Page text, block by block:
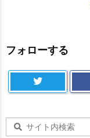
フォローする